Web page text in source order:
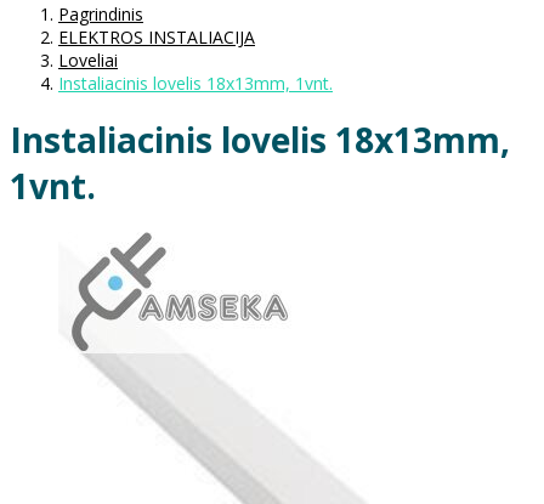
Pagrindinis
ELEKTROS INSTALIACIJA
Loveliai
Instaliacinis lovelis 18x13mm, 1vnt.
Instaliacinis lovelis 18x13mm,
1vnt.